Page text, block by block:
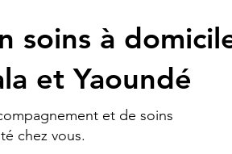
soins à
et Yaoundé
et de soins
chez vous.